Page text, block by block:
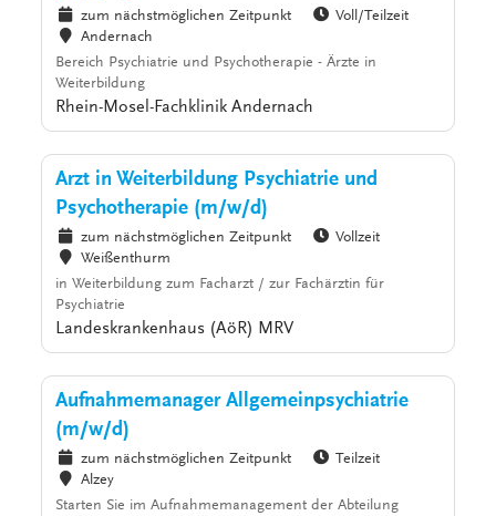
zum nächstmöglichen Zeitpunkt
Voll/Teilzeit
Andernach
Bereich Psychiatrie und Psychotherapie - Ärzte in
Weiterbildung
Rhein-Mosel-Fachklinik Andernach
Arzt in Weiterbildung Psychiatrie und
Psychotherapie (m/w/d)
zum nächstmöglichen Zeitpunkt
Vollzeit
Weißenthurm
in Weiterbildung zum Facharzt / zur Fachärztin für
Psychiatrie
Landeskrankenhaus (AöR) MRV
Aufnahmemanager Allgemeinpsychiatrie
(m/w/d)
zum nächstmöglichen Zeitpunkt
Teilzeit
Alzey
Starten Sie im Aufnahmemanagement der Abteilung